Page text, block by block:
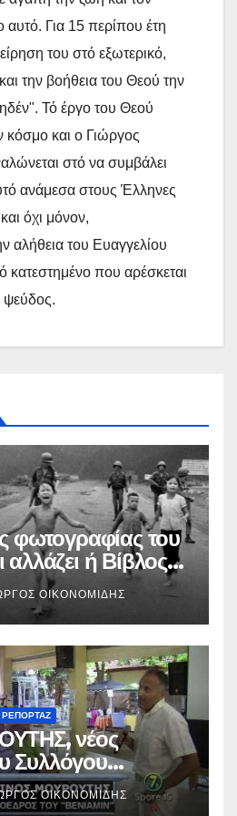
αυτό. Για 15 περίπου έτη
του στό εξωτερικό,
την βοήθεια του Θεού την
Τό έργο του Θεού
κόσμο και ο Γιώργος
στό να συμβάλει
ανάμεσα στους Έλληνες
όχι μόνον,
αλήθεια του Ευαγγελίου
κατεστημένο που αρέσκεται
ψεύδος.
φωτογραφίας του
αλλάζει ή Βίβλος
ανθρώπου.
ΟΙΚΟΝΟΜΊΔΗΣ
ΡΕΠΟΡΤΑΖ
νέος
Συλλόγου
η… παραίτησή
ΟΙΚΟΝΟΜΊΔΗΣ